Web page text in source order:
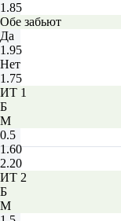
1.85
Обе забьют
Да
1.95
Нет
1.75
ИТ 1
Б
М
0.5
1.60
2.20
ИТ 2
Б
М